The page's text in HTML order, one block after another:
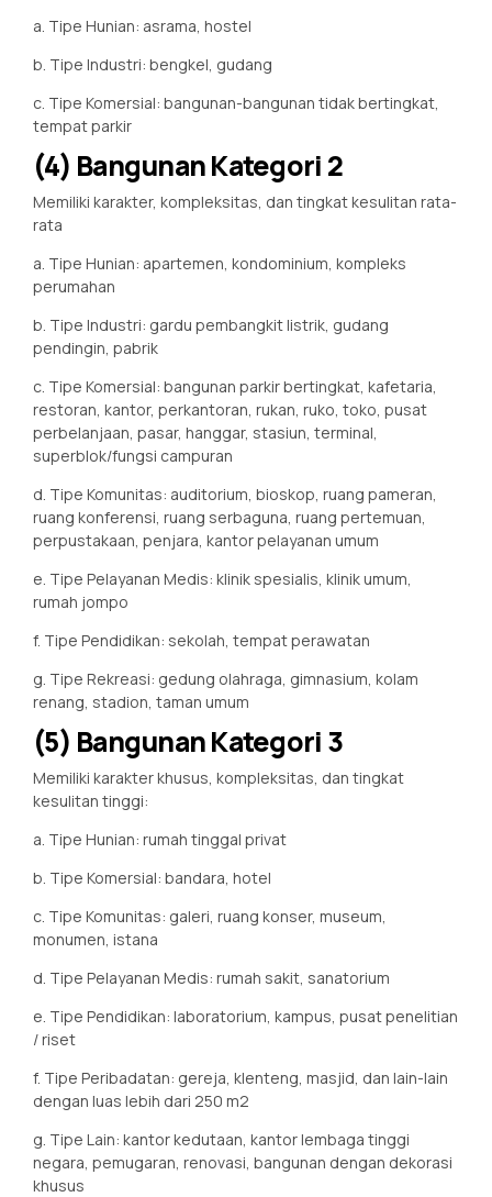
a. Tipe Hunian: asrama, hostel
b. Tipe Industri: bengkel, gudang
c. Tipe Komersial: bangunan-bangunan tidak bertingkat,
tempat parkir
(4) Bangunan Kategori 2
Memiliki karakter, kompleksitas, dan tingkat kesulitan rata-
rata
a. Tipe Hunian: apartemen, kondominium, kompleks
perumahan
b. Tipe Industri: gardu pembangkit listrik, gudang
pendingin, pabrik
c. Tipe Komersial: bangunan parkir bertingkat, kafetaria,
restoran, kantor, perkantoran, rukan, ruko, toko, pusat
perbelanjaan, pasar, hanggar, stasiun, terminal,
superblok/fungsi campuran
d. Tipe Komunitas: auditorium, bioskop, ruang pameran,
ruang konferensi, ruang serbaguna, ruang pertemuan,
perpustakaan, penjara, kantor pelayanan umum
e. Tipe Pelayanan Medis: klinik spesialis, klinik umum,
rumah jompo
f. Tipe Pendidikan: sekolah, tempat perawatan
g. Tipe Rekreasi: gedung olahraga, gimnasium, kolam
renang, stadion, taman umum
(5) Bangunan Kategori 3
Memiliki karakter khusus, kompleksitas, dan tingkat
kesulitan tinggi:
a. Tipe Hunian: rumah tinggal privat
b. Tipe Komersial: bandara, hotel
c. Tipe Komunitas: galeri, ruang konser, museum,
monumen, istana
d. Tipe Pelayanan Medis: rumah sakit, sanatorium
e. Tipe Pendidikan: laboratorium, kampus, pusat penelitian
/ riset
f. Tipe Peribadatan: gereja, klenteng, masjid, dan lain-lain
dengan luas lebih dari 250 m2
g. Tipe Lain: kantor kedutaan, kantor lembaga tinggi
negara, pemugaran, renovasi, bangunan dengan dekorasi
khusus